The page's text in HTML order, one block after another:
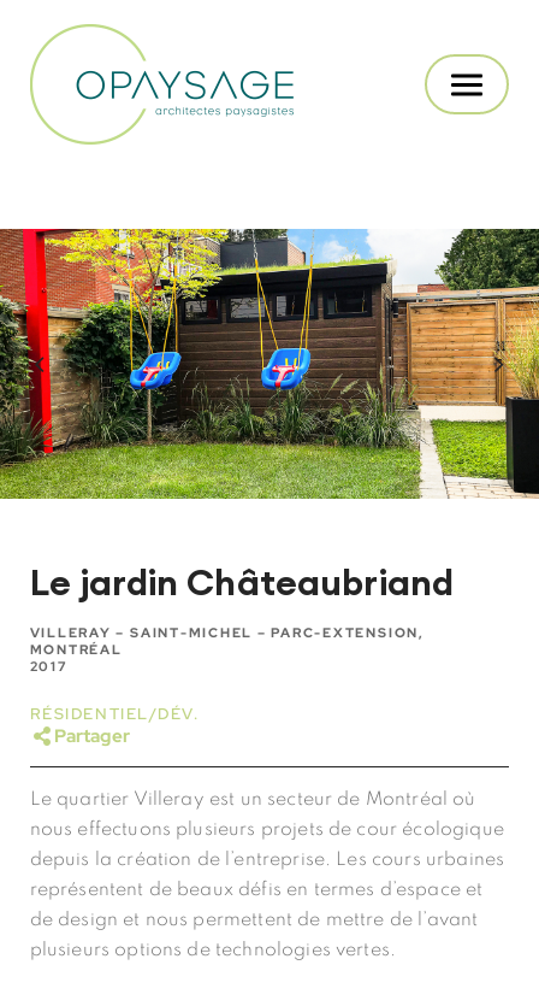
Le jardin Châteaubriand
VILLERAY – SAINT-MICHEL – PARC-EXTENSION,
MONTRÉAL
2017
RÉSIDENTIEL/DÉV.
Partager
Le quartier Villeray est un secteur de Montréal où
nous effectuons plusieurs projets de cour écologique
depuis la création de l’entreprise. Les cours urbaines
représentent de beaux défis en termes d’espace et
de design et nous permettent de mettre de l’avant
plusieurs options de technologies vertes.